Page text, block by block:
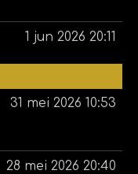
1 jun 2026 20:11
31 mei 2026 10:53
28 mei 2026 20:40